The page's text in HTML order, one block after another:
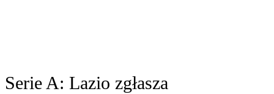
Serie A: Lazio zgłasza